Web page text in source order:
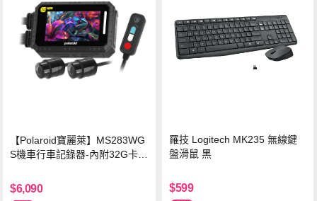
【Polaroid寶麗萊】MS283WG
S機車行車記錄器-內附32G卡
$6,090
羅技 Logitech MK235 無線鍵
盤滑鼠 黑
$599